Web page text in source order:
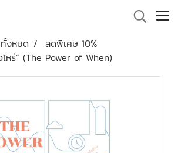
งหมด
ลดพิเศษ 10%
หร่” (The Power of When)